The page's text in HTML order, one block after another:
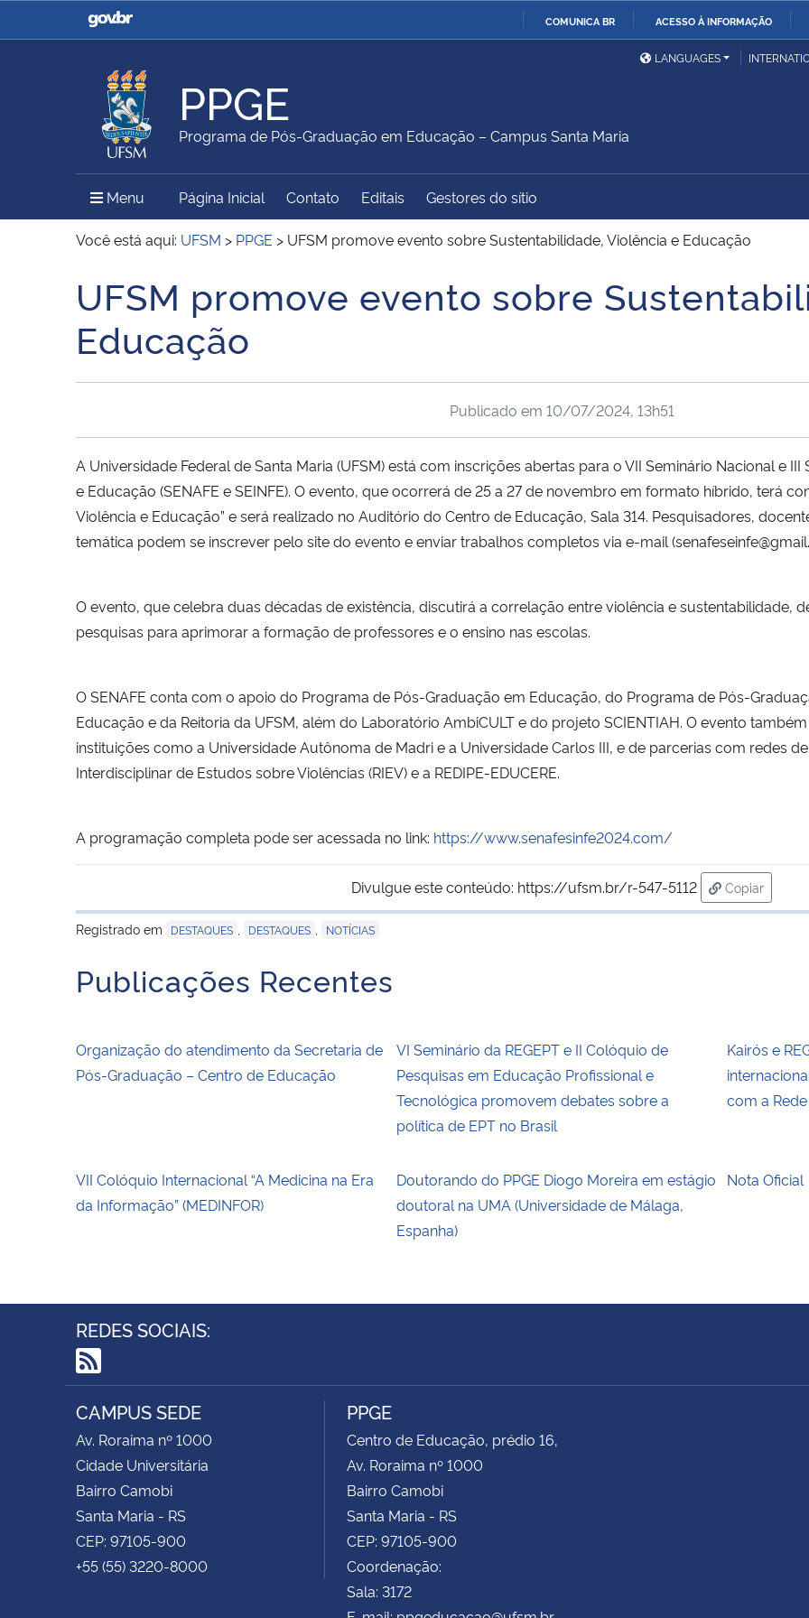
COMUNICA BR ACESSO À INFORMAÇÃO
Casa Civil
Ministério da Justiça e
Ministério da Defesa
Ministério das Relações
Exteriores
Ministério da Agricultura,
Pecuária e Abastecimento
Ministério da Educação
Ministério do Meio Ambiente Ministério do Turismo
Ministério do
Desenvolvimento Regional
União
Secretaria de Governo
Gabinete de Segurança
Advocacia-Geral da União Banco Central do Brasil
LANGUAGES
PPGE
Programa de Pós-Graduação em Educação – Campus Santa Maria
Menu Menu Principal do Sítio
Página Inicial Contato Editais Gestores do sítio
Você está aqui: UFSM > PPGE > UFSM promove evento sobre Sustentabilidade, Violência e Educação
Início do conteúdo
UFSM promove evento sobre
Educação
Publicado em 10/07/2024, 13h51
A Universidade Federal de Santa Maria (UFSM) está com inscrições abertas para o VII Seminário Nacional e
e Educação (SENAFE e SEINFE). O evento, que ocorrerá de 25 a 27 de novembro em formato híbrido, terá
Violência e Educação” e será realizado no Auditório do Centro de Educação, Sala 314. Pesquisadores,
temática podem se inscrever pelo site do evento e enviar trabalhos completos via e-mail
O evento, que celebra duas décadas de existência, discutirá a correlação entre violência e sustentabilidade,
pesquisas para aprimorar a formação de professores e o ensino nas escolas.
O SENAFE conta com o apoio do Programa de Pós-Graduação em Educação, do Programa de Pós-
Educação e da Reitoria da UFSM, além do Laboratório AmbiCULT e do projeto SCIENTIAH. O evento
instituições como a Universidade Autônoma de Madri e a Universidade Carlos III, e de parcerias com redes
Interdisciplinar de Estudos sobre Violências (RIEV) e a REDIPE-EDUCERE.
A programação completa pode ser acessada no link: https://www.senafesinfe2024.com/
Divulgue este conteúdo: https://ufsm.br/r-547-5112
Copiar
para área
Registrado em
DESTAQUES DESTAQUES NOTÍCIAS
Publicações Recentes
Organização do atendimento da Secretaria de
Pós-Graduação – Centro de Educação
VI Seminário da REGEPT e II Colóquio de
Pesquisas em Educação Profissional e
Tecnológica promovem debates sobre a
política de EPT no Brasil
Kairós e
com a
VII Colóquio Internacional “A Medicina na Era
da Informação” (MEDINFOR)
Doutorando do PPGE Diogo Moreira em estágio
doutoral na UMA (Universidade de Málaga,
Espanha)
Nota Oficial
REDES SOCIAIS:
RSS
CAMPUS SEDE
Av. Roraima nº 1000
Cidade Universitária
Bairro Camobi
Santa Maria - RS
CEP: 97105-900
+55 (55) 3220-8000
PPGE
Centro de Educação, prédio 16,
Av. Roraima nº 1000
Bairro Camobi
Santa Maria - RS
CEP: 97105-900
Coordenação:
Sala: 3172